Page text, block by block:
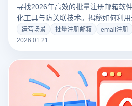
寻找2026年高效的批量注册邮箱软
化工具与防关联技术。揭秘如何利
的多开浏览器独立指纹环境，突破
成功率提升至99%。点击查看从入门
运营场景 批量注册邮箱
email注册
2026.01.21